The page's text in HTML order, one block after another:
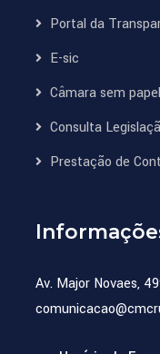
Portal da
E-sic
Câmara sem papel
Consulta
Prestação de
Av. Major Novaes,